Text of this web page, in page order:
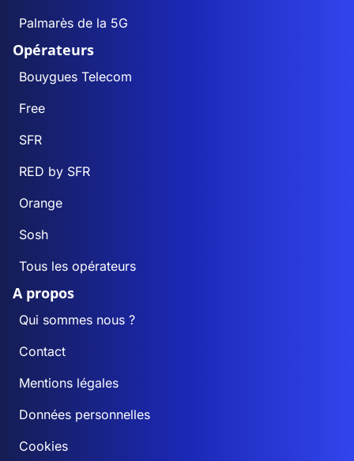
Palmarès de la 5G
Opérateurs
Bouygues Telecom
Free
SFR
RED by SFR
Orange
Sosh
Tous les opérateurs
A propos
Qui sommes nous ?
Contact
Mentions légales
Données personnelles
Cookies